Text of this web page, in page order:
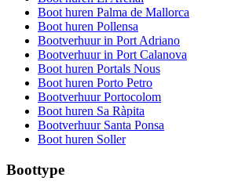
Boot huren Palma de Mallorca
Boot huren Pollensa
Bootverhuur in Port Adriano
Bootverhuur in Port Calanova
Boot huren Portals Nous
Boot huren Porto Petro
Bootverhuur Portocolom
Boot huren Sa Ràpita
Bootverhuur Santa Ponsa
Boot huren Soller
Boottype